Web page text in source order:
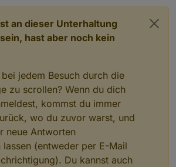
an dieser Unterhaltung
hast aber noch kein
jedem Besuch durch die
zu scrollen? Wenn du dich
kommst du immer
wo du zuvor warst, und
neue Antworten
(entweder per E-Mail
Du kannst auch